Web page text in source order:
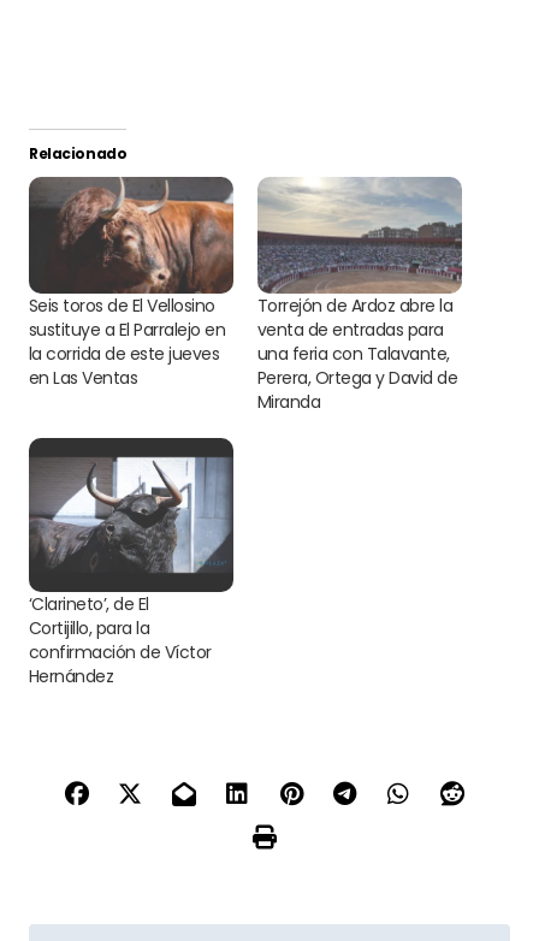
Relacionado
Seis toros de El Vellosino
sustituye a El Parralejo en
la corrida de este jueves
en Las Ventas
Torrejón de Ardoz abre la
venta de entradas para
una feria con Talavante,
Perera, Ortega y David de
Miranda
‘Clarineto’, de El
Cortijillo, para la
confirmación de Víctor
Hernández